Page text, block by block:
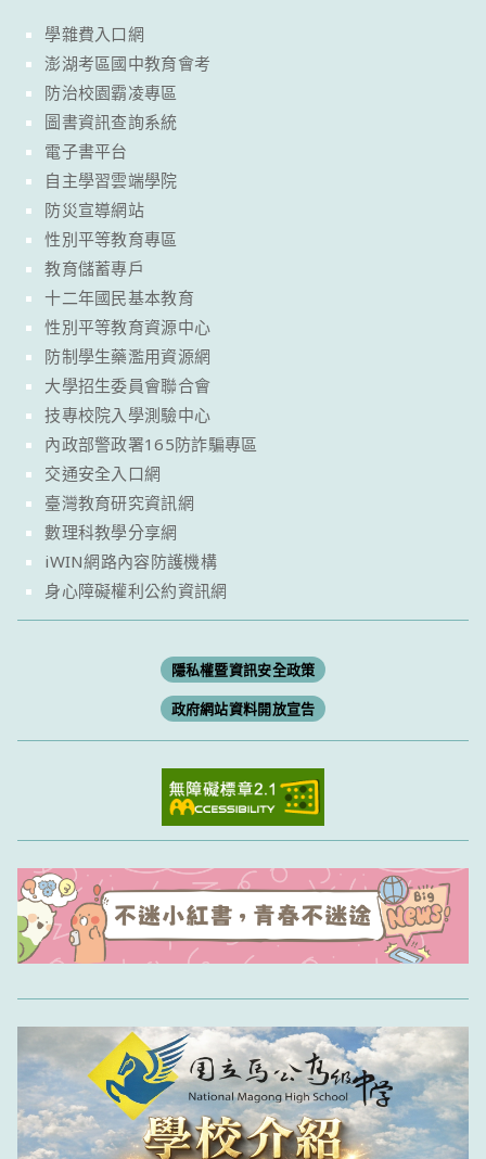
學雜費入口網
澎湖考區國中教育會考
防治校園霸凌專區
圖書資訊查詢系統
電子書平台
自主學習雲端學院
防災宣導網站
性別平等教育專區
教育儲蓄專戶
十二年國民基本教育
性別平等教育資源中心
防制學生藥濫用資源網
大學招生委員會聯合會
技專校院入學測驗中心
內政部警政署165防詐騙專區
交通安全入口網
臺灣教育研究資訊網
數理科教學分享網
iWIN網路內容防護機構
身心障礙權利公約資訊網
隱私權暨資訊安全政策
政府網站資料開放宣告